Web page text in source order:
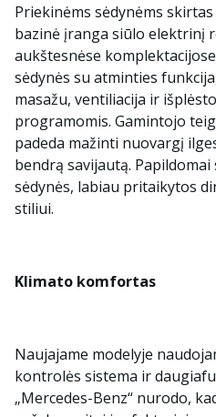
Priekinėms sėdynėms
bazinė įranga siūlo elektrinį
aukštesnėse
sėdynės su atminties
masažu, ventiliacija ir
programomis. Gamintojo
padeda mažinti nuovargį
bendrą savijautą.
sėdynės, labiau pritaikytos
stiliui.
Klimato komfortas
Naujajame modelyje
kontrolės sistema ir
„Mercedes-Benz“ nurodo,